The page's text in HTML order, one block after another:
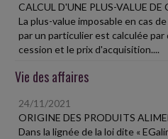
CALCUL D'UNE PLUS-VALUE DE
La plus-value imposable en cas
par un particulier est calculée
cession et le prix d'acquisition....
Vie des affaires
24/11/2021
ORIGINE DES PRODUITS
Dans la lignée de la loi dite «